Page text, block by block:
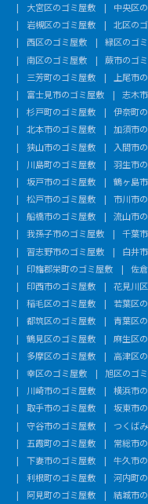
大宮区のゴミ屋敷
中央区
岩槻区のゴミ屋敷
北区の
西区のゴミ屋敷
緑区のゴ
南区のゴミ屋敷
蕨市のゴ
三芳町のゴミ屋敷
上尾市
富士見市のゴミ屋敷
志木
杉戸町のゴミ屋敷
伊奈町
北本市のゴミ屋敷
加須市
狭山市のゴミ屋敷
入間市
川島町のゴミ屋敷
羽生市
坂戸市のゴミ屋敷
鶴ヶ島
松戸市のゴミ屋敷
市川市
船橋市のゴミ屋敷
流山市
我孫子市のゴミ屋敷
千葉
習志野市のゴミ屋敷
白井
印旛郡栄町のゴミ屋敷
佐
印西市のゴミ屋敷
花見川
稲毛区のゴミ屋敷
若葉区
都筑区のゴミ屋敷
青葉区
鶴見区のゴミ屋敷
麻生区
多摩区のゴミ屋敷
高津区
幸区のゴミ屋敷
旭区のゴ
川崎市のゴミ屋敷
横浜市
取手市のゴミ屋敷
坂東市
守谷市のゴミ屋敷
つくば
五霞町のゴミ屋敷
常総市
下妻市のゴミ屋敷
牛久市
利根町のゴミ屋敷
河内町
阿見町のゴミ屋敷
結城市